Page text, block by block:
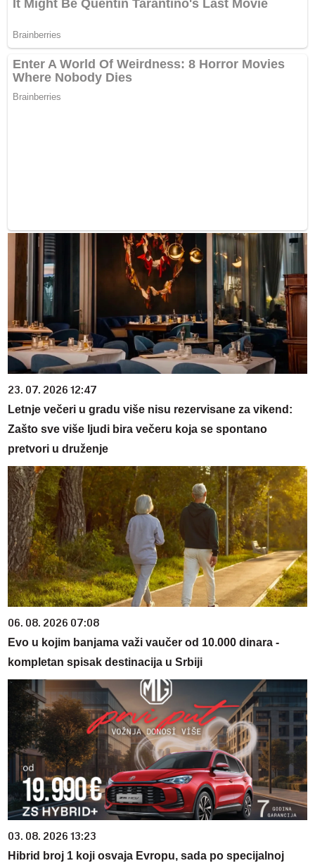
23. 07. 2026 12:47
Letnje večeri u gradu više nisu rezervisane za vikend:
Zašto sve više ljudi bira večeru koja se spontano
pretvori u druženje
06. 08. 2026 07:08
Evo u kojim banjama važi vaučer od 10.000 dinara -
kompletan spisak destinacija u Srbiji
03. 08. 2026 13:23
Hibrid broj 1 koji osvaja Evropu, sada po specijalnoj